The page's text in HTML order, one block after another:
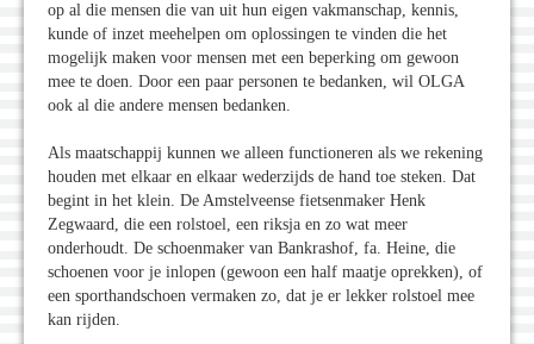
op al die mensen die van uit hun eigen vakmanschap, kennis,
kunde of inzet meehelpen om oplossingen te vinden die het
mogelijk maken voor mensen met een beperking om gewoon
mee te doen. Door een paar personen te bedanken, wil OLGA
ook al die andere mensen bedanken.
Als maatschappij kunnen we alleen functioneren als we rekening
houden met elkaar en elkaar wederzijds de hand toe steken. Dat
begint in het klein. De Amstelveense fietsenmaker Henk
Zegwaard, die een rolstoel, een riksja en zo wat meer
onderhoudt. De schoenmaker van Bankrashof, fa. Heine, die
schoenen voor je inlopen (gewoon een half maatje oprekken), of
een sporthandschoen vermaken zo, dat je er lekker rolstoel mee
kan rijden.